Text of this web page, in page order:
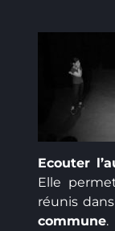
Ecouter
Elle
réunis
commune.